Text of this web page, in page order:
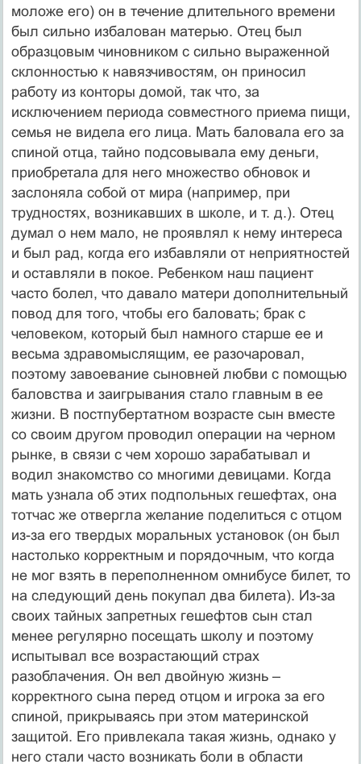
моложе его) он в течение длительного времени
был сильно избалован матерью. Отец был
образцовым чиновником с сильно выраженной
склонностью к навязчивостям, он приносил
работу из конторы домой, так что, за
исключением периода совместного приема пищи,
семья не видела его лица. Мать баловала его за
спиной отца, тайно подсовывала ему деньги,
приобретала для него множество обновок и
заслоняла собой от мира (например, при
трудностях, возникавших в школе, и т. д.). Отец
думал о нем мало, не проявлял к нему интереса
и был рад, когда его избавляли от неприятностей
и оставляли в покое. Ребенком наш пациент
часто болел, что давало матери дополнительный
повод для того, чтобы его баловать; брак с
человеком, который был намного старше ее и
весьма здравомыслящим, ее разочаровал,
поэтому завоевание сыновней любви с помощью
баловства и заигрывания стало главным в ее
жизни. В постпубертатном возрасте сын вместе
со своим другом проводил операции на черном
рынке, в связи с чем хорошо зарабатывал и
водил знакомство со многими девицами. Когда
мать узнала об этих подпольных гешефтах, она
тотчас же отвергла желание поделиться с отцом
из-за его твердых моральных установок (он был
настолько корректным и порядочным, что когда
не мог взять в переполненном омнибусе билет, то
на следующий день покупал два билета). Из-за
своих тайных запретных гешефтов сын стал
менее регулярно посещать школу и поэтому
испытывал все возрастающий страх
разоблачения. Он вел двойную жизнь –
корректного сына перед отцом и игрока за его
спиной, прикрываясь при этом материнской
защитой. Его привлекала такая жизнь, однако у
него стали часто возникать боли в области